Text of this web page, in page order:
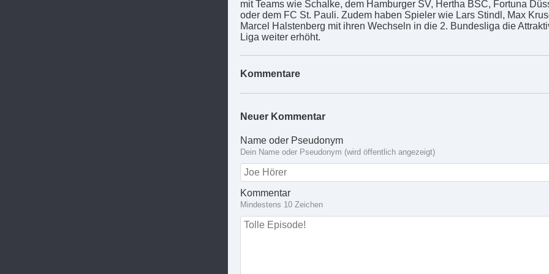
mit Teams wie Schalke, dem Hamburger SV, Hertha BSC, Fortuna
oder dem FC St. Pauli. Zudem haben Spieler wie Lars Stindl, Max
Marcel Halstenberg mit ihren Wechseln in die 2. Bundesliga die
Liga weiter erhöht.
Kommentare
Neuer Kommentar
Name oder Pseudonym
Dein Name oder Pseudonym (wird öffentlich angezeigt)
Kommentar
Mindestens 10 Zeichen